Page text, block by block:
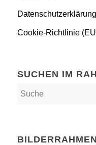
Datenschutzerklärung
Cookie-Richtlinie
SUCHEN IM